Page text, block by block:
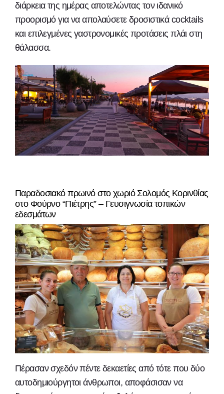
διάρκεια της ημέρας αποτελώντας τον ιδανικό
προορισμό για να απολαύσετε δροσιστικά cocktails
και επιλεγμένες γαστρονομικές προτάσεις πλάι στη
θάλασσα.
Παραδοσιακό πρωινό στο χωριό Σολομός Κορινθίας
στο Φούρνο “Πιέτρης” – Γευσιγνωσία τοπικών
εδεσμάτων
Πέρασαν σχεδόν πέντε δεκαετίες από τότε που δύο
αυτοδημιούργητοι άνθρωποι, αποφάσισαν να